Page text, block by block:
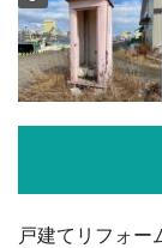
戸建てリフォー